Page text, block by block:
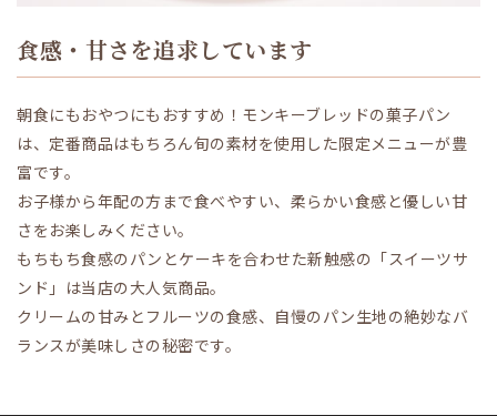
食感・甘さを追求しています
朝食にもおやつにもおすすめ！モンキーブレッドの菓子パン
は、定番商品はもちろん旬の素材を使用した限定メニューが豊
富です。
お子様から年配の方まで食べやすい、柔らかい食感と優しい甘
さをお楽しみください。
もちもち食感のパンとケーキを合わせた新触感の「スイーツサ
ンド」は当店の大人気商品。
クリームの甘みとフルーツの食感、自慢のパン生地の絶妙なバ
ランスが美味しさの秘密です。